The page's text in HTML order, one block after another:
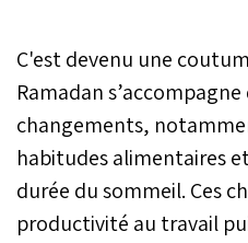
C'est devenu une
Ramadan
changements,
habitudes alimentaires
durée du sommeil. Ces
productivité au travail